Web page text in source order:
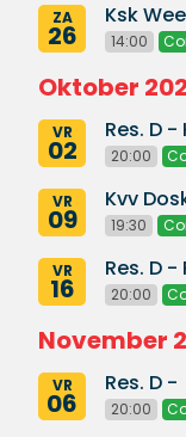
ZA
26
Ksk
14:00
Oktober
VR
02
Res. D
20:00
VR
09
Kvv
19:30
VR
16
Res. D
20:00
November
VR
06
Res. D -
20:00